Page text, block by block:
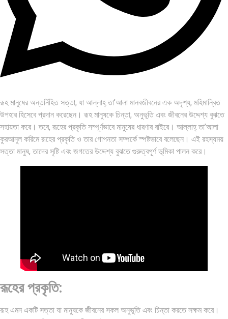
রূহ মানুষের অন্তর্নিহিত সত্তা, যা আল্লাহ্‌ তা’আলা মানবজীবনের এক অদৃশ্য, মহিমান্বিত
উপহার হিসেবে প্রদান করেছেন। রূহ মানুষকে চিন্তা, অনুভূতি এবং জীবনের উদ্দেশ্য বুঝতে
সহায়তা করে। তবে, রূহের প্রকৃতি সম্পূর্ণভাবে মানুষের ধারণার বাইরে। আল্লাহ্‌ তা’আলা
কুরআনুল করিমে রূহের প্রকৃতি ও তার গোপনতা সম্পর্কে স্পষ্টভাবে বলেছেন। এই রহস্যময়
সত্তা মানুষ, তাদের সৃষ্টি এবং জগতের উদ্দেশ্য বুঝতে গুরুত্বপূর্ণ ভূমিকা পালন করে।
রূহের প্রকৃতি:
রূহ এমন একটি সত্তা যা মানুষকে জীবনের সকল অনুভূতি এবং চিন্তা করতে সক্ষম করে।